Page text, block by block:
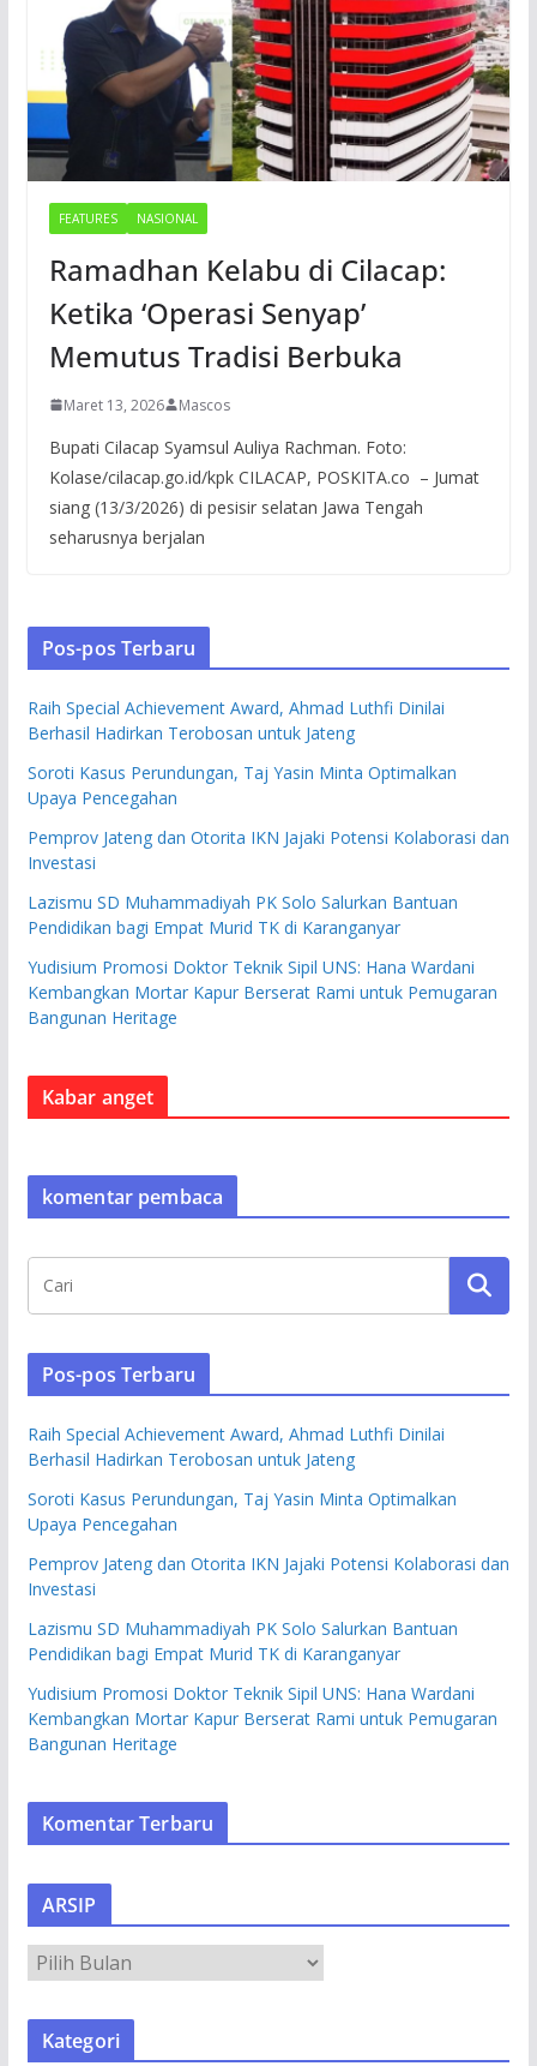
FEATURES NASIONAL
Ramadhan Kelabu di Cilacap:
Ketika ‘Operasi Senyap’
Memutus Tradisi Berbuka
Maret 13, 2026 Mascos
Bupati Cilacap Syamsul Auliya Rachman. Foto:
Kolase/cilacap.go.id/kpk CILACAP, POSKITA.co – Jumat
siang (13/3/2026) di pesisir selatan Jawa Tengah
seharusnya berjalan
Pos-pos Terbaru
Raih Special Achievement Award, Ahmad Luthfi Dinilai
Berhasil Hadirkan Terobosan untuk Jateng
Soroti Kasus Perundungan, Taj Yasin Minta Optimalkan
Upaya Pencegahan
Pemprov Jateng dan Otorita IKN Jajaki Potensi Kolaborasi dan
Investasi
Lazismu SD Muhammadiyah PK Solo Salurkan Bantuan
Pendidikan bagi Empat Murid TK di Karanganyar
Yudisium Promosi Doktor Teknik Sipil UNS: Hana Wardani
Kembangkan Mortar Kapur Berserat Rami untuk Pemugaran
Bangunan Heritage
Kabar anget
komentar pembaca
Pos-pos Terbaru
Raih Special Achievement Award, Ahmad Luthfi Dinilai
Berhasil Hadirkan Terobosan untuk Jateng
Soroti Kasus Perundungan, Taj Yasin Minta Optimalkan
Upaya Pencegahan
Pemprov Jateng dan Otorita IKN Jajaki Potensi Kolaborasi dan
Investasi
Lazismu SD Muhammadiyah PK Solo Salurkan Bantuan
Pendidikan bagi Empat Murid TK di Karanganyar
Yudisium Promosi Doktor Teknik Sipil UNS: Hana Wardani
Kembangkan Mortar Kapur Berserat Rami untuk Pemugaran
Bangunan Heritage
Komentar Terbaru
ARSIP
R
S
Kategori